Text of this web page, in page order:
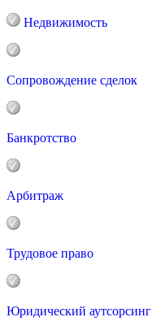
Недвижимость
Сопровождение сделок
Банкротство
Арбитраж
Трудовое право
Юридический аутсорсинг